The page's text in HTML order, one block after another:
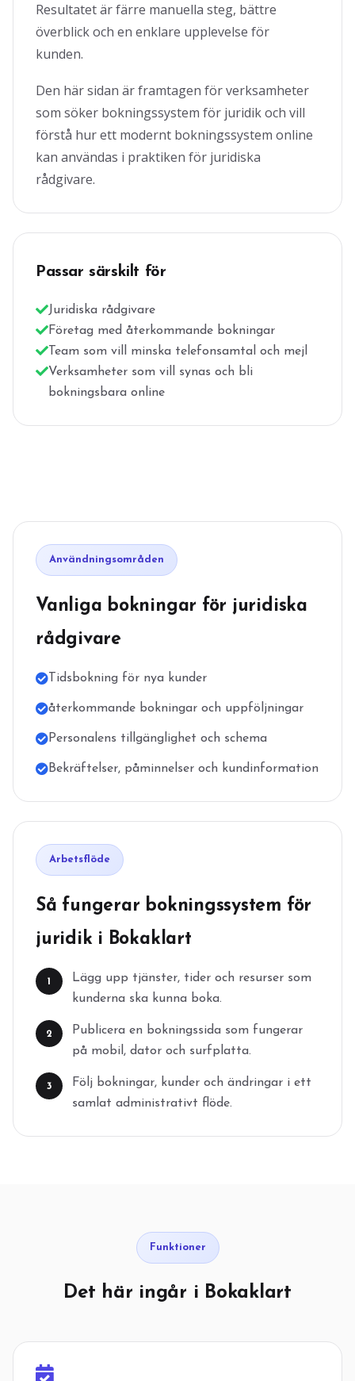
Resultatet är färre manuella steg, bättre
överblick och en enklare upplevelse för
kunden.
Den här sidan är framtagen för verksamheter
som söker bokningssystem för juridik och vill
förstå hur ett modernt bokningssystem online
kan användas i praktiken för juridiska
rådgivare.
Passar särskilt för
Juridiska rådgivare
Företag med återkommande bokningar
Team som vill minska telefonsamtal och mejl
Verksamheter som vill synas och bli
bokningsbara online
Användningsområden
Vanliga bokningar för juridiska
rådgivare
Tidsbokning för nya kunder
återkommande bokningar och uppföljningar
Personalens tillgänglighet och schema
Bekräftelser, påminnelser och kundinformation
Arbetsflöde
Så fungerar bokningssystem för
juridik i Bokaklart
1
Lägg upp tjänster, tider och resurser som
kunderna ska kunna boka.
2
Publicera en bokningssida som fungerar
på mobil, dator och surfplatta.
3
Följ bokningar, kunder och ändringar i ett
samlat administrativt flöde.
Funktioner
Det här ingår i Bokaklart